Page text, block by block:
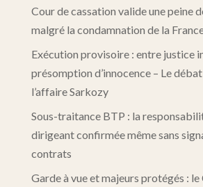
Cour de cassation valide une peine
malgré la condamnation de la
Exécution provisoire : entre justice
présomption d’innocence – Le
l’affaire Sarkozy
Sous-traitance BTP : la
dirigeant confirmée même sans
contrats
Garde à vue et majeurs protégés : le